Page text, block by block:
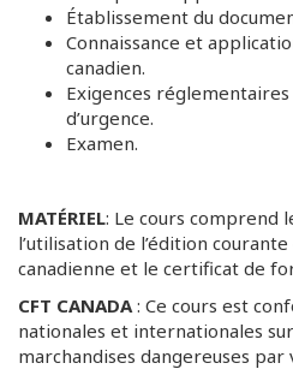
Établissement du
Connaissance et
canadien.
Exigences
d’urgence.
Examen.
MATÉRIEL: Le cours comprend
l’utilisation de l’édition
canadienne et le certificat de
CFT CANADA: Ce cours est
nationales et internationales
marchandises dangereuses